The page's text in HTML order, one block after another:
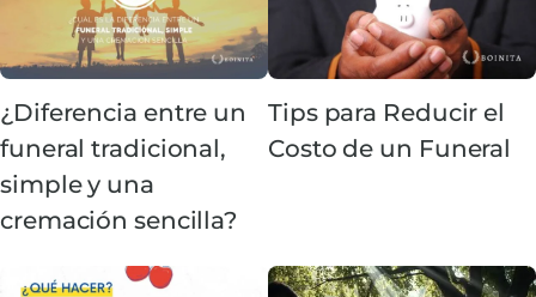
¿Diferencia entre un
funeral tradicional,
simple y una
cremación sencilla?
Tips para Reducir el
Costo de un Funeral